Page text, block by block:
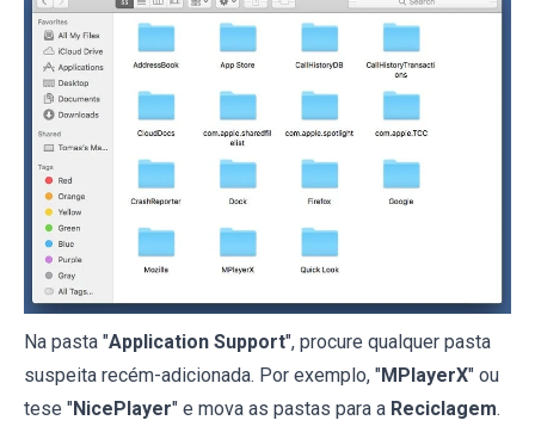
Na pasta "Application Support", procure qualquer pasta
suspeita recém-adicionada. Por exemplo, "MPlayerX" ou
tese "NicePlayer" e mova as pastas para a Reciclagem.